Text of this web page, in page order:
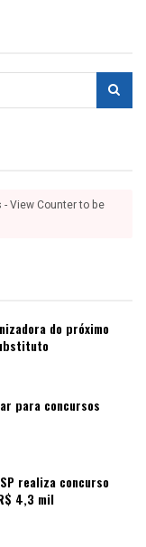
View Counter to be
do próximo
para concursos
realiza concurso
4,3 mil